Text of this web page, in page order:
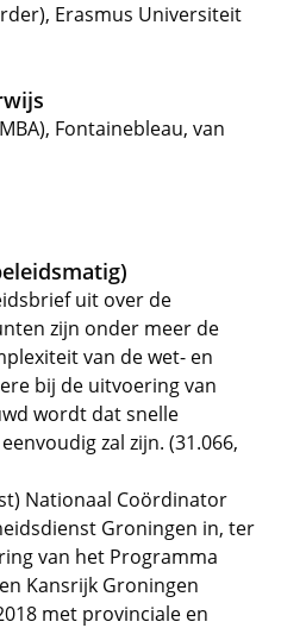
Erasmus Universiteit
Fontainebleau, van
uit over de
zijn onder meer de
van de wet- en
bij de uitvoering van
wordt dat snelle
zal zijn. (31.066,
Nationaal Coördinator
Groningen in, ter
van het Programma
Kansrijk Groningen
met provinciale en